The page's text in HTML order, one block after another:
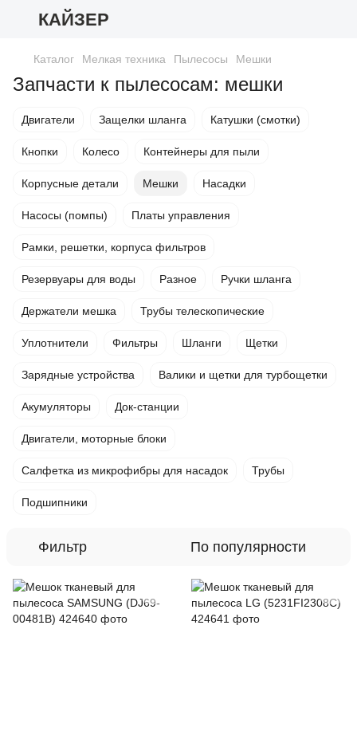
КАЙЗЕР
Каталог Мелкая техника Пылесосы Мешки
Запчасти к пылесосам: мешки
Двигатели Защелки шланга Катушки (смотки)
Кнопки Колесо Контейнеры для пыли
Корпусные детали Мешки Насадки
Насосы (помпы) Платы управления
Рамки, решетки, корпуса фильтров
Резервуары для воды Разное Ручки шланга
Держатели мешка Трубы телескопические
Уплотнители Фильтры Шланги Щетки
Зарядные устройства Валики и щетки для турбощетки
Акумуляторы Док-станции
Двигатели, моторные блоки
Салфетка из микрофибры для насадок Трубы
Подшипники
Фильтр По популярности